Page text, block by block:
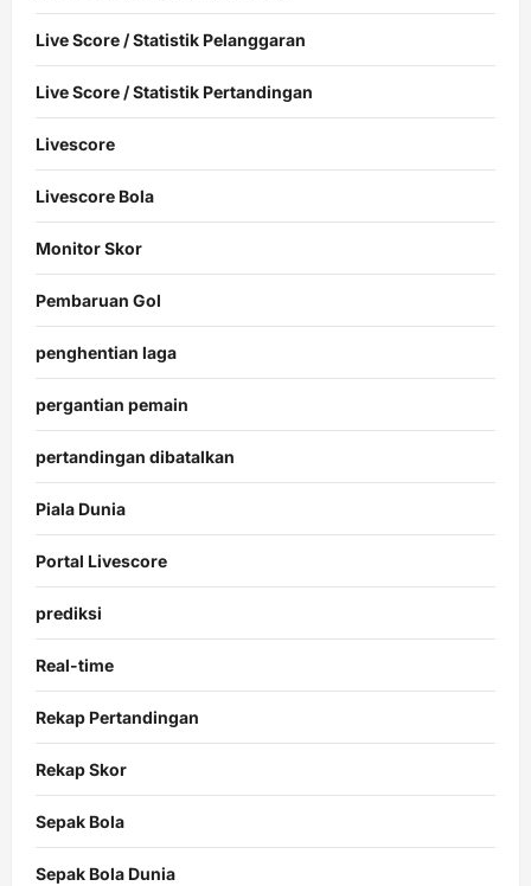
Live Score / Statistik Pelanggaran
Live Score / Statistik Pertandingan
Livescore
Livescore Bola
Monitor Skor
Pembaruan Gol
penghentian laga
pergantian pemain
pertandingan dibatalkan
Piala Dunia
Portal Livescore
prediksi
Real-time
Rekap Pertandingan
Rekap Skor
Sepak Bola
Sepak Bola Dunia